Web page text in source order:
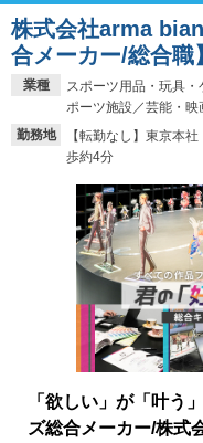
業種
スポーツ用品・玩具
ポーツ施設／芸能・映
勤務地
【転勤なし】東京本
歩約4分
株式会社arma
合メーカー/総合職】
「欲しい」が「叶う
ズ総合メーカー/株式